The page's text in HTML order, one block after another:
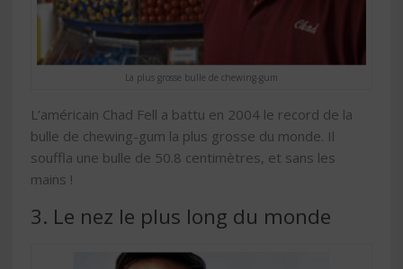
La plus grosse bulle de chewing-gum
L’américain Chad Fell a battu en 2004 le record de la
bulle de chewing-gum la plus grosse du monde. Il
souffla une bulle de 50.8 centimètres, et sans les
mains !
3. Le nez le plus long du monde